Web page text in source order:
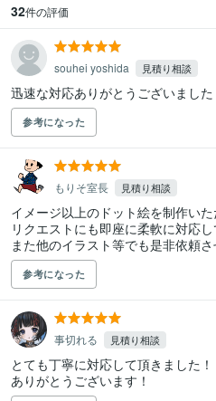
32件の評価
souhei yoshida 見積り相談
迅速な対応ありがとうございました
参考になった
もりそ室長 見積り相談
イメージ以上のドット絵を制作いた
リクエストにも即座に柔軟に対応
また他のイラスト等でも是非依頼さ
参考になった
事切れる 見積り相談
とても丁寧に対応して頂きました！
ありがとうございます！